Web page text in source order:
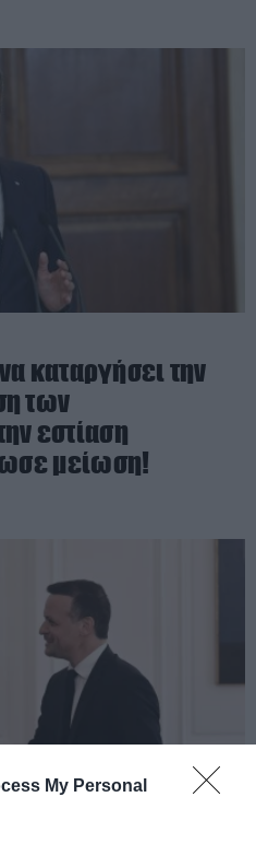
My Personal
καταργήσει την
των
εστίαση
μείωση!